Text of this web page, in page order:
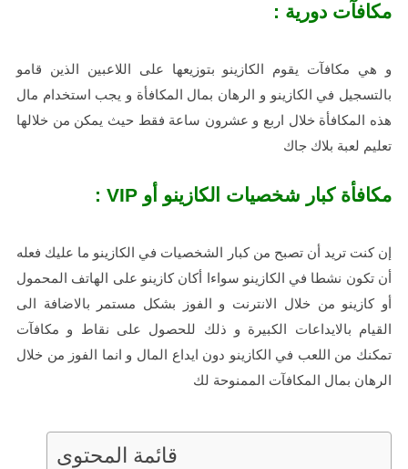
مكافآت دورية :
و هي مكافآت يقوم الكازينو بتوزيعها على اللاعبين الذين قامو
بالتسجيل في الكازينو و الرهان بمال المكافأة و يجب استخدام مال
هذه المكافأة خلال اربع و عشرون ساعة فقط حيث يمكن من خلالها
تعليم لعبة بلاك جاك
مكافأة كبار شخصيات الكازينو أو VIP :
إن كنت تريد أن تصبح من كبار الشخصيات في الكازينو ما عليك فعله
أن تكون نشطا في الكازينو سواءا أكان كازينو على الهاتف المحمول
أو كازينو من خلال الانترنت و الفوز بشكل مستمر بالاضافة الى
القيام بالايداعات الكبيرة و ذلك للحصول على نقاط و مكافآت
تمكنك من اللعب في الكازينو دون ايداع المال و انما الفوز من خلال
الرهان بمال المكافآت الممنوحة لك
قائمة المحتوى